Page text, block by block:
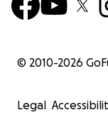
© 2010-2026
Legal